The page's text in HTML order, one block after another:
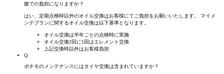
腹での負担になりますか？
はい、定期点検時以外のオイル交換はお客様にてご負担をお願いいたします。 マイメ
ンテプランに関するオイル交換は以下基準となります。
オイル交換は半年ごとの点検時に実施
オイル交換2回に1回はエレメント交換
上記交換時以外はお客様負担
Q
ポチモのメンテナンスにはタイヤ交換は含まれていますか？